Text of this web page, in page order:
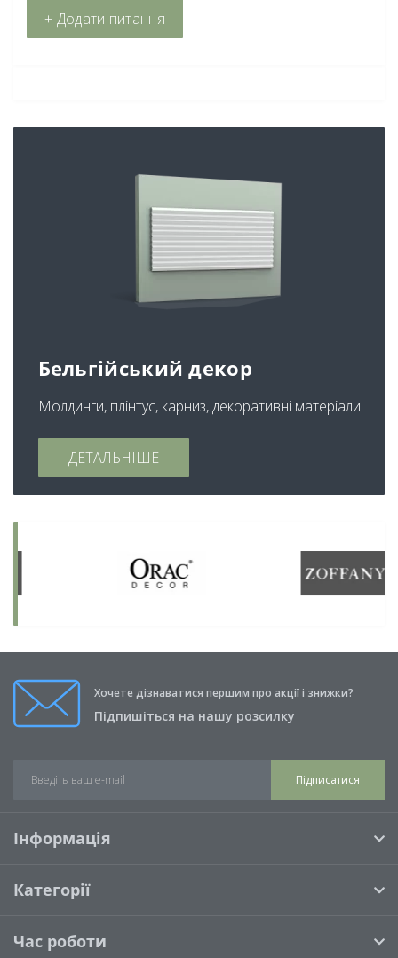
+ Додати питання
Бельгійський декор
Молдинги, плінтус, карниз, декоративні матеріали
ДЕТАЛЬНІШЕ
Хочете дізнаватися першим про акції і знижки?
Підпишіться на нашу розсилку
Підписатися
Інформація
Категорії
Час роботи